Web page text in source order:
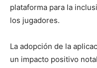
plataforma para la
los jugadores​​​​.
La adopción de la
un impacto positivo